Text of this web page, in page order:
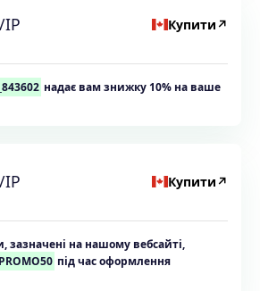
IP Купити ↗
надає вам знижку 10% на ваше
IP Купити ↗
зазначені на нашому вебсайті,
PROMO50 під час оформлення